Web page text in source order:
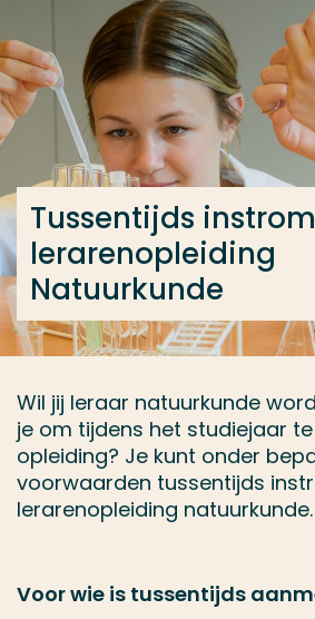
Ga direct naar de content
... > Lerarenopleiding
Tussentijds
lerarenopleiding
Natuurkunde
Wil jij leraar natuurkunde
je om tijdens het studiejaar
opleiding? Je kunt onder
voorwaarden tussentijds
lerarenopleiding natuurkunde.
Voor wie is tussentijds
Veel gezocht
Opleiding
Contact